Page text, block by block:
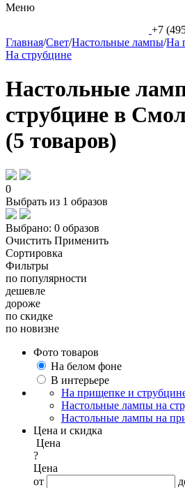
Меню
+7
Главная/Свет/Настольные лампы/На
На струбцине
Настольные
струбцине в
(5 товаров)
0
Выбрать из 1 образов
Выбрано: 0 образов
Очистить Применить
Сортировка
Фильтры
по популярности
дешевле
дороже
по скидке
по новизне
Фото товаров
На белом фоне
В интерьере
На прищепке и
Настольные лампы на
Настольные лампы на
Цена и скидка
Цена
?
Цена
от